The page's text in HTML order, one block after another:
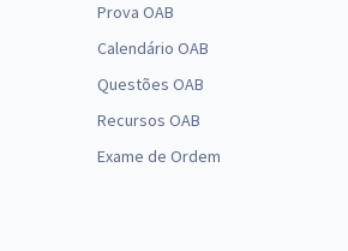
Prova OAB
Calendário OAB
Questões OAB
Recursos OAB
Exame de Ordem